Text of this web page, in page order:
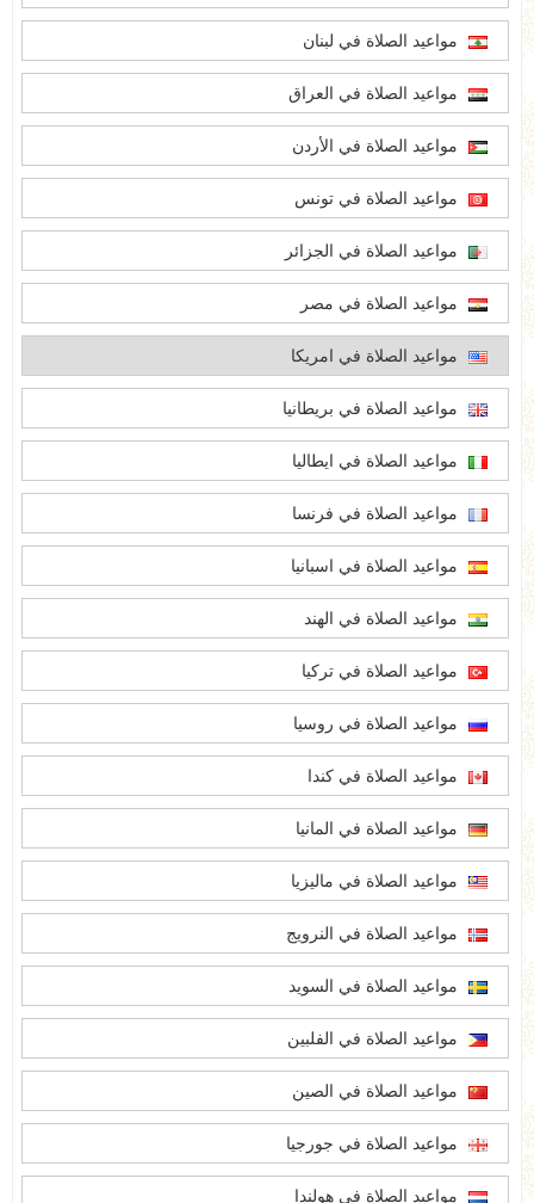
مواعيد الصلاة في لبنان
مواعيد الصلاة في العراق
مواعيد الصلاة في الأردن
مواعيد الصلاة في تونس
مواعيد الصلاة في الجزائر
مواعيد الصلاة في مصر
مواعيد الصلاة في امريكا
مواعيد الصلاة في بريطانيا
مواعيد الصلاة في ايطاليا
مواعيد الصلاة في فرنسا
مواعيد الصلاة في اسبانيا
مواعيد الصلاة في الهند
مواعيد الصلاة في تركيا
مواعيد الصلاة في روسيا
مواعيد الصلاة في كندا
مواعيد الصلاة في المانيا
مواعيد الصلاة في ماليزيا
مواعيد الصلاة في النرويج
مواعيد الصلاة في السويد
مواعيد الصلاة في الفلبين
مواعيد الصلاة في الصين
مواعيد الصلاة في جورجيا
مواعيد الصلاة في هولندا